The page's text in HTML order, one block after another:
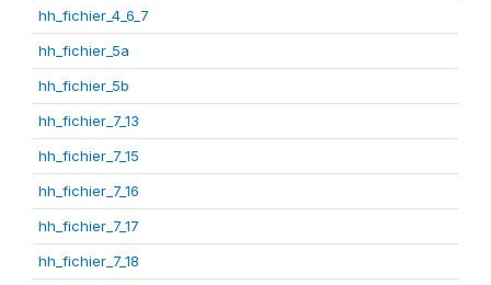
hh_fichier_4_6_7
hh_fichier_5a
hh_fichier_5b
hh_fichier_7_13
hh_fichier_7_15
hh_fichier_7_16
hh_fichier_7_17
hh_fichier_7_18